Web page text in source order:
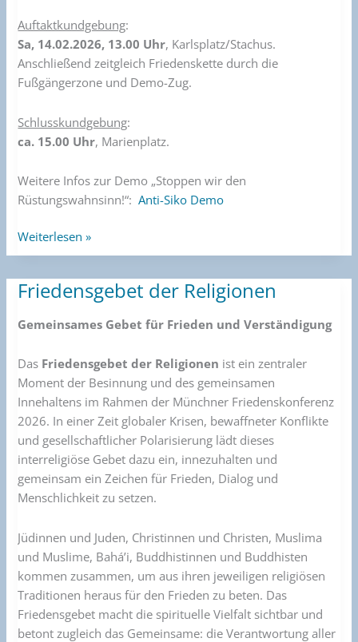
Auftaktkundgebung:
Sa, 14.02.2026, 13.00 Uhr, Karlsplatz/Stachus.
Anschließend zeitgleich Friedenskette durch die
Fußgängerzone und Demo-Zug.
Schlusskundgebung:
ca. 15.00 Uhr, Marienplatz.
Weitere Infos zur Demo „Stoppen wir den
Rüstungswahnsinn!“:Anti-Siko Demo
Weiterlesen »
Friedensgebet der Religionen
Gemeinsames Gebet für Frieden und Verständigung
Das Friedensgebet der Religionen ist ein zentraler
Moment der Besinnung und des gemeinsamen
Innehaltens im Rahmen der Münchner Friedenskonferenz
2026. In einer Zeit globaler Krisen, bewaffneter Konflikte
und gesellschaftlicher Polarisierung lädt dieses
interreligiöse Gebet dazu ein, innezuhalten und
gemeinsam ein Zeichen für Frieden, Dialog und
Menschlichkeit zu setzen.
Jüdinnen und Juden, Christinnen und Christen, Muslima
und Muslime, Bahá’i, Buddhistinnen und Buddhisten
kommen zusammen, um aus ihren jeweiligen religiösen
Traditionen heraus für den Frieden zu beten. Das
Friedensgebet macht die spirituelle Vielfalt sichtbar und
betont zugleich das Gemeinsame: die Verantwortung aller
Friedensgebet
Religionen